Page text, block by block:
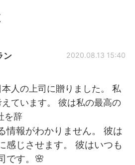
de idioma
简体中文
ン 2020.08.13 15:40
人の上司に贈りました。 私
ています。 彼は私の最高の
を辞
情報がわかりません。 彼は
感じさせます。 彼はいつも
です。🌸